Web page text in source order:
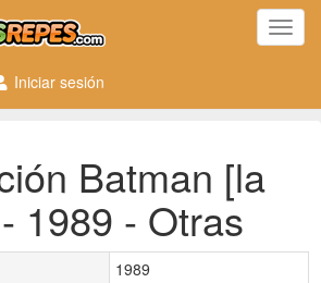
Iniciar sesión
Batman [la
1989 - Otras
1989